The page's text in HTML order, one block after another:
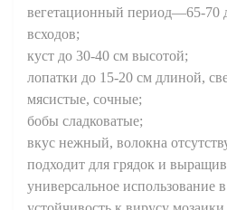
вегетационный период—65-70
всходов;
куст до 30-40 см высотой;
лопатки до 15-20 см длиной,
мясистые, сочные;
бобы сладковатые;
вкус нежный, волокна
подходит для грядок и
универсальное использование